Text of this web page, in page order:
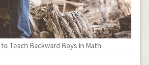
Teach Backward Boys in Math